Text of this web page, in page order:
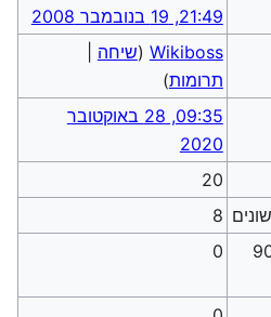
21:49, 19 בנובמבר 2008
Wikiboss
(שיחה
תרומות)
09:35, 28 באוקטובר
2020
20
8
לאחרונה (90
0